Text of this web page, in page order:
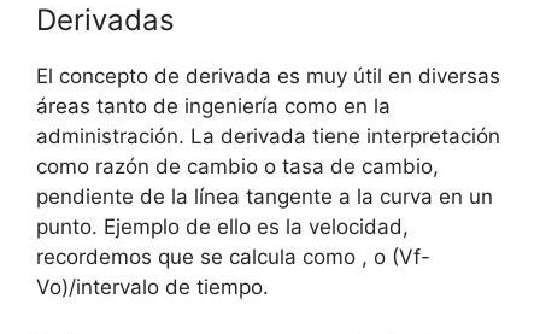
Derivadas
El concepto de derivada es muy útil en diversas
áreas tanto de ingeniería como en la
administración. La derivada tiene interpretación
como razón de cambio o tasa de cambio,
pendiente de la línea tangente a la curva en un
punto. Ejemplo de ello es la velocidad,
recordemos que se calcula como , o (Vf-
Vo)/intervalo de tiempo.